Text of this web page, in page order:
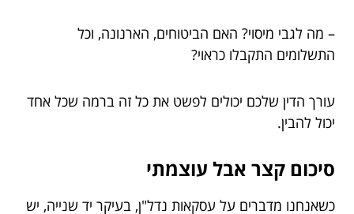
– מה לגבי מיסוי? האם הביטוחים, הארנונה, וכל
התשלומים התקבלו כראוי?
עורך הדין שלכם יכולים לפשט את כל זה ברמה שכל אחד
יכול להבין.
סיכום קצר אבל עוצמתי
כשאנחנו מדברים על עסקאות נדל"ן, בעיקר יד שנייה, יש